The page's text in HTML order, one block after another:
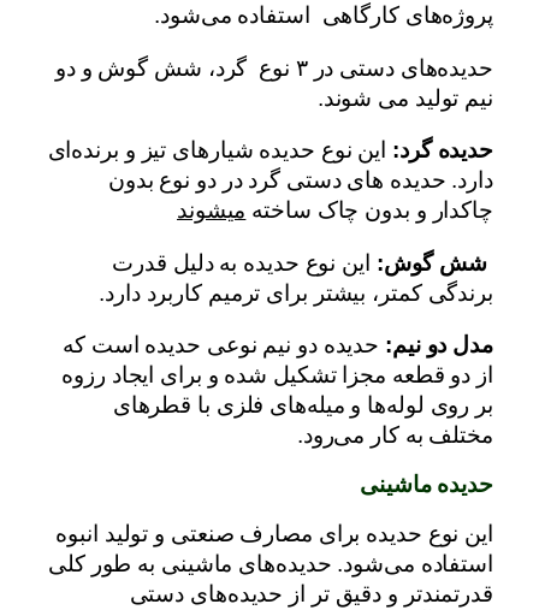
پروژه‌های کارگاهی استفاده می‌شود.
حدیده‌های دستی در ۳ نوع گرد، شش گوش و دو
نیم تولید می شوند.
حدیده گرد: این نوع حدیده شیارهای تیز و برنده‌ای
دارد. حدیده های دستی گرد در دو نوع بدون
چاکدار و بدون چاک ساخته میشوند
شش گوش: این نوع حدیده به دلیل قدرت
برندگی کمتر، بیشتر برای ترمیم کاربرد دارد.
مدل دو نیم: حدیده دو نیم نوعی حدیده است که
از دو قطعه مجزا تشکیل شده و برای ایجاد رزوه
بر روی لوله‌ها و میله‌های فلزی با قطرهای
مختلف به کار می‌رود.
حدیده ماشینی
این نوع حدیده برای مصارف صنعتی و تولید انبوه
استفاده می‌شود. حدیده‌های ماشینی به طور کلی
قدرتمندتر و دقیق تر از حدیده‌های دستی